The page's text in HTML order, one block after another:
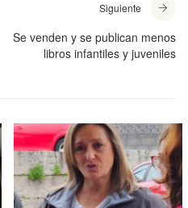
Siguiente
Se venden y se publican menos
libros infantiles y juveniles